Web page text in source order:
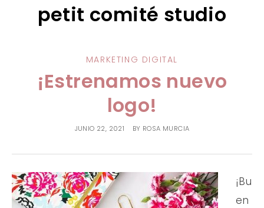
APRENDE PINTEREST YA
CONTACTA
SOBRE MÍ
PREGUNTAS FRECUENTES
petit comité studio
MARKETING DIGITAL
¡Estrenamos nuevo
logo!
JUNIO 22, 2021 BY ROSA MURCIA
¡Bu
en